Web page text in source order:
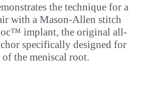
the technique for a
with a Mason-Allen stitch
implant, the original all-
specifically designed for
the meniscal root.